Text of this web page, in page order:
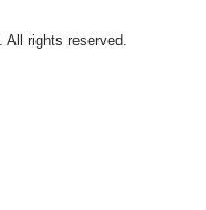
. All rights reserved.